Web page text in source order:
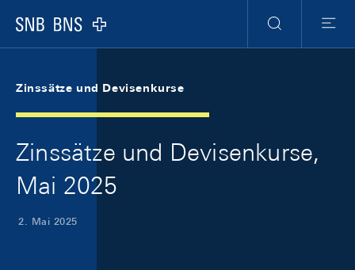
Logo
Suche
Menu
Zinssätze und Devisenkurse
Zinssätze und Devisenkurse,
Mai 2025
2. Mai 2025